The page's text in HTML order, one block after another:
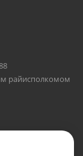
райисполкомом